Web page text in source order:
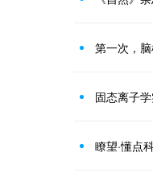
第一次，
固态离子
瞭望·懂点